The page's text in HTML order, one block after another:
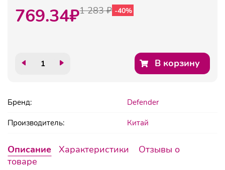
769.34₽1 283 ₽ -40%
В корзину
Бренд: Defender
Производитель: Китай
Описание Характеристики
Отзывы о
товаре